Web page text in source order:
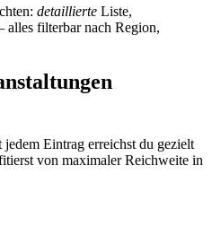
detaillierte Liste,
alles filterbar nach Region,
Eintrag erreichst du gezielt
von maximaler Reichweite in